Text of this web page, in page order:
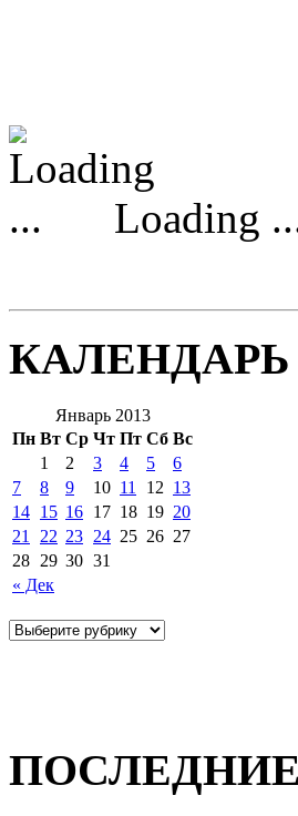
Loading
Январь 2013
Пн Вт Ср Чт Пт Сб Вс
« Дек
1 2 3 4 5
6
7
8 9 10 11 12 13
14 15 16 17 18 19 20
21
22 23 24 25 26 27
28 29 30 31